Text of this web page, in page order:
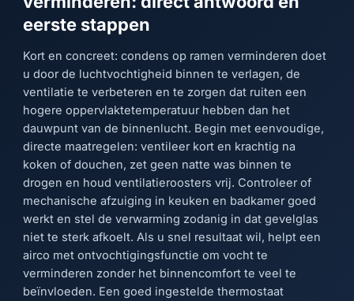
eerste stappen
Kort en concreet: condens op ramen verminderen doet
u door de luchtvochtigheid binnen te verlagen, de
ventilatie te verbeteren en te zorgen dat ruiten een
hogere oppervlaktetemperatuur hebben dan het
dauwpunt van de binnenlucht. Begin met eenvoudige,
directe maatregelen: ventileer kort en krachtig na
koken of douchen, zet geen natte was binnen te
drogen en houd ventilatieroosters vrij. Controleer of
mechanische afzuiging in keuken en badkamer goed
werkt en stel de verwarming zodanig in dat gevelglas
niet te sterk afkoelt. Als u snel resultaat wil, helpt een
airco met ontvochtigingsfunctie om vocht te
verminderen zonder het binnencomfort te veel te
beïnvloeden. Een goed ingestelde thermostaat